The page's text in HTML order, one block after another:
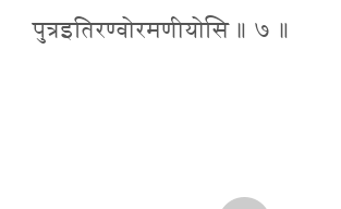
पुत्रइतिरण्वोरमणीयोसि ॥ ७ ॥